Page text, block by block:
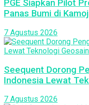
PGE Siapkan Pilot
Panas Bumi di
7 Agustus 2026
Seequent Dorong
Indonesia Lewat
7 Agustus 2026